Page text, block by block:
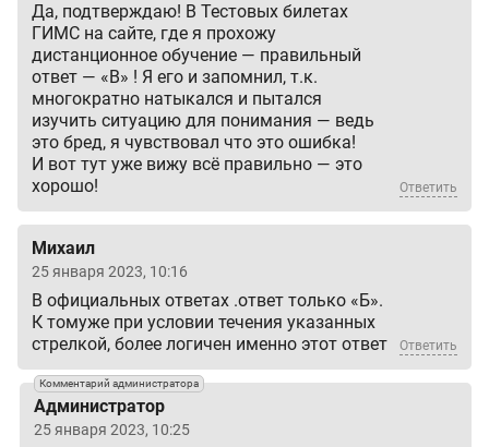
Да, подтверждаю! В Тестовых билетах
ГИМС на сайте, где я прохожу
дистанционное обучение — правильный
ответ — «В» ! Я его и запомнил, т.к.
многократно натыкался и пытался
изучить ситуацию для понимания — ведь
это бред, я чувствовал что это ошибка!
И вот тут уже вижу всё правильно — это
хорошо!
Ответить
Михаил
25 января 2023, 10:16
В официальных ответах .ответ только «Б».
К томуже при условии течения указанных
стрелкой, более логичен именно этот ответ
Ответить
Комментарий администратора
Администратор
25 января 2023, 10:25